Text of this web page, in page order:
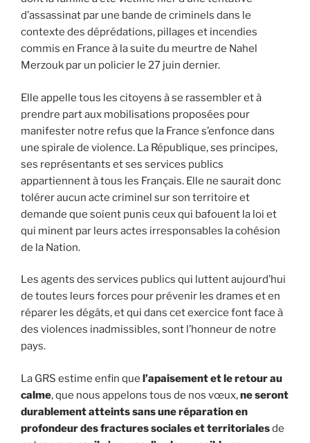
d’assassinat par une bande de criminels dans le
contexte des déprédations, pillages et incendies
commis en France à la suite du meurtre de Nahel
Merzouk par un policier le 27 juin dernier.
Elle appelle tous les citoyens à se rassembler et à
prendre part aux mobilisations proposées pour
manifester notre refus que la France s’enfonce dans
une spirale de violence. La République, ses principes,
ses représentants et ses services publics
appartiennent à tous les Français. Elle ne saurait donc
tolérer aucun acte criminel sur son territoire et
demande que soient punis ceux qui bafouent la loi et
qui minent par leurs actes irresponsables la cohésion
de la Nation.
Les agents des services publics qui luttent aujourd’hui
de toutes leurs forces pour prévenir les drames et en
réparer les dégâts, et qui dans cet exercice font face à
des violences inadmissibles, sont l’honneur de notre
pays.
La GRS estime enfin que l’apaisement et le retour au
calme, que nous appelons tous de nos vœux,ne seront
durablement atteints sans une réparation en
profondeur des fractures sociales et territorialesde